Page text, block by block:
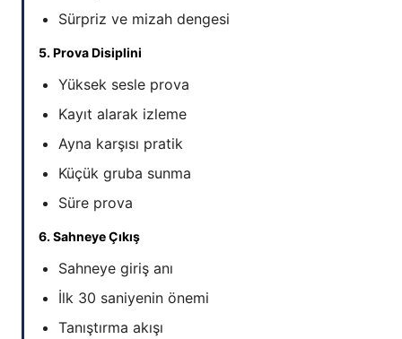
Sürpriz ve mizah dengesi
5. Prova Disiplini
Yüksek sesle prova
Kayıt alarak izleme
Ayna karşısı pratik
Küçük gruba sunma
Süre prova
6. Sahneye Çıkış
Sahneye giriş anı
İlk 30 saniyenin önemi
Tanıştırma akışı